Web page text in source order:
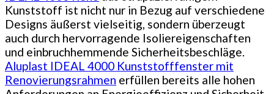
Kunststoff ist nicht nur in Bezug auf verschiedene
Designs äußerst vielseitig, sondern überzeugt
auch durch hervorragende Isoliereigenschaften
und einbruchhemmende Sicherheitsbeschläge.
Aluplast IDEAL 4000 Kunststofffenster mit
Renovierungsrahmen erfüllen bereits alle hohen